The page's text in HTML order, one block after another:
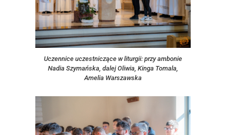
Uczennice uczestniczące w liturgii: przy ambonie
Nadia Szymańska, dalej Oliwia, Kinga Tomala,
Amelia Warszawska